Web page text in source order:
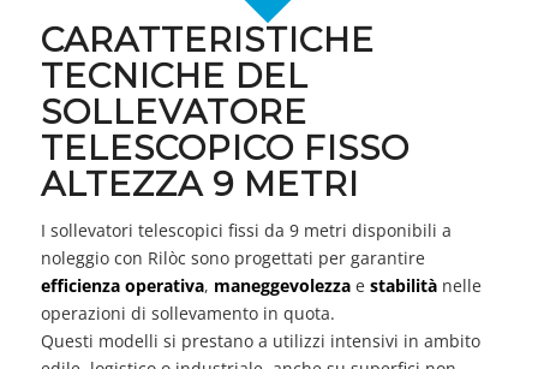
CARATTERISTICHE
TECNICHE DEL
SOLLEVATORE
TELESCOPICO FISSO
ALTEZZA 9 METRI
I sollevatori telescopici fissi da 9 metri disponibili a
noleggio con Rilòc sono progettati per garantire
efficienza operativa, maneggevolezzae stabilitànelle
operazioni di sollevamento in quota.
Questi modelli si prestano a utilizzi intensivi in ambito